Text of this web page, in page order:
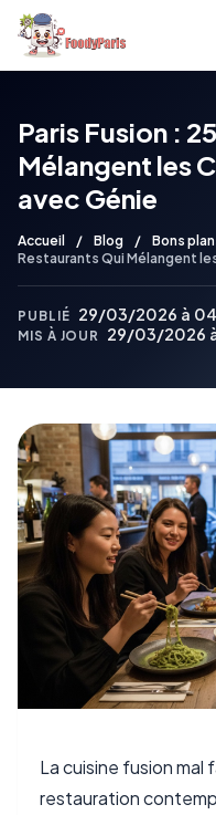
Paris Fusion :
Mélangent les
avec Génie
Accueil / Blog / Bons
Restaurants Qui Mélangent
PUBLIÉ 29/03/2026 à
MIS À JOUR 29/03/2026
La cuisine fusion mal
restauration